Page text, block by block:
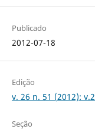
Publicado
2012-07-18
Edição
v. 26 n. 51 (2012):
Seção